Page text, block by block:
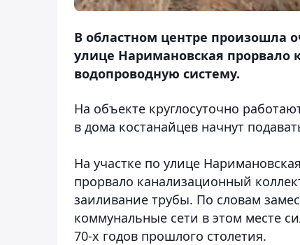
В областном центре произошла
улице Наримановская прорвало
водопроводную систему.
На объекте круглосуточно
в дома костанайцев начнут
На участке по улице
прорвало канализационный
заиливание трубы. По словам
коммунальные сети в этом месте
70-х годов прошлого столетия.